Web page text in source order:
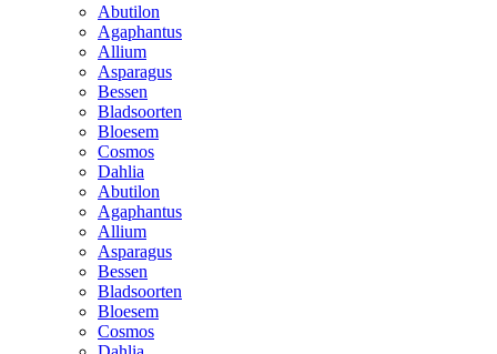
Abutilon
Agaphantus
Allium
Asparagus
Bessen
Bladsoorten
Bloesem
Cosmos
Dahlia
Abutilon
Agaphantus
Allium
Asparagus
Bessen
Bladsoorten
Bloesem
Cosmos